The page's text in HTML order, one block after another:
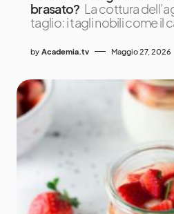
brasato? La cottura
taglio: i tagli nobili come il
by Academia.tv Maggio 27, 2026